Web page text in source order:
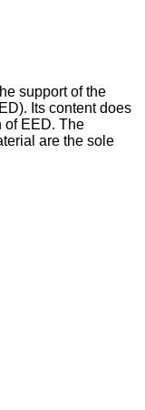
support of the
Its content does
of EED. The
are the sole